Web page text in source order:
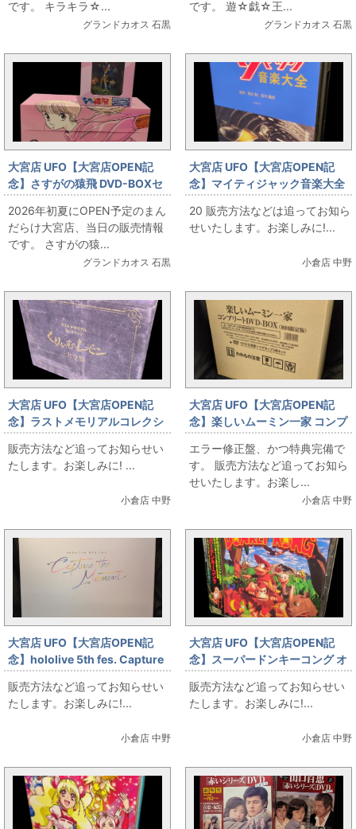
です。 キラキラ☆...
グランドカオス 石黒
です。 遊☆戯☆王...
グランドカオス 石黒
大宮店 UFO【大宮店OPEN記
念】さすがの猿飛 DVD-BOXセ
ット(フィギュア付) お出ししま
す!!
2026年初夏にOPEN予定のまん
だらけ大宮店、当日の販売情報
です。 さすがの猿...
グランドカオス 石黒
大宮店 UFO【大宮店OPEN記
念】マイティジャック音楽大全
20 販売方法などは追ってお知ら
せいたします。お楽しみに!...
小倉店 中野
大宮店 UFO【大宮店OPEN記
念】ラストメモリアルコレクシ
ョン くりいむレモン大全集
販売方法など追ってお知らせい
たします。お楽しみに! ...
小倉店 中野
大宮店 UFO【大宮店OPEN記
念】楽しいムーミン一家 コンプ
リートDVD-BOX 限定版
エラー修正盤、かつ特典完備で
す。 販売方法など追ってお知ら
せいたします。お楽し...
小倉店 中野
大宮店 UFO【大宮店OPEN記
念】hololive 5th fes. Capture
the Moment Blu-ray
販売方法など追ってお知らせい
たします。お楽しみに!...
小倉店 中野
大宮店 UFO【大宮店OPEN記
念】スーパードンキーコング オ
リジナル・サウンド・バージョ
ン
販売方法など追ってお知らせい
たします。お楽しみに!...
小倉店 中野